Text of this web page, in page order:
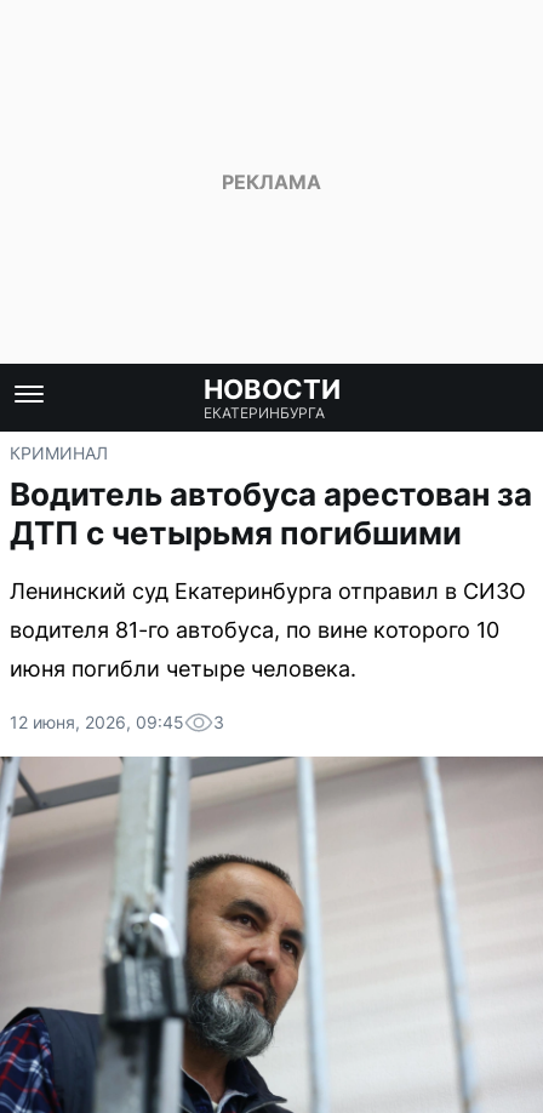
НОВОСТИ
ЕКАТЕРИНБУРГА
КРИМИНАЛ
Водитель автобуса арестован за
ДТП с четырьмя погибшими
Ленинский суд Екатеринбурга отправил в СИЗО
водителя 81-го автобуса, по вине которого 10
июня погибли четыре человека.
12 июня, 2026, 09:45 3